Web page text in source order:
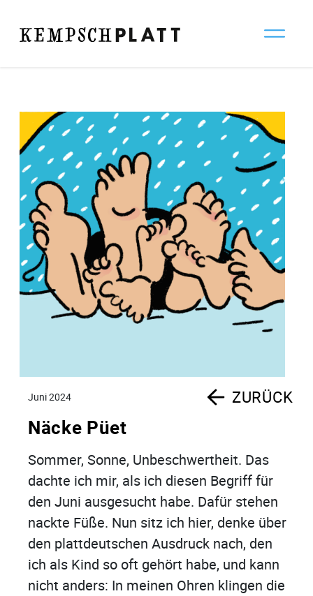
Juni 2024 ZURÜCK
Näcke Püet
Sommer, Sonne, Unbeschwertheit. Das
dachte ich mir, als ich diesen Begriff für
den Juni ausgesucht habe. Dafür stehen
nackte Füße. Nun sitz ich hier, denke über
den plattdeutschen Ausdruck nach, den
ich als Kind so oft gehört habe, und kann
nicht anders: In meinen Ohren klingen die